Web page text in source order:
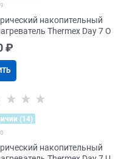
накопительный
Thermex Day 7 O
₽
(14)
накопительный